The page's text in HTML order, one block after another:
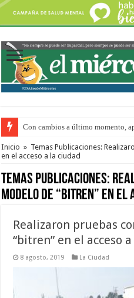
Con cambios a último momento,
Del viernes 7 al domingo 9 de
Inicio » Temas Publicaciones:
en el acceso a la ciudad
Temas Publicaciones:
modelo de “bitren” en el
Realizaron pruebas
“bitren” en el acceso
8 agosto, 2019 La Ciudad